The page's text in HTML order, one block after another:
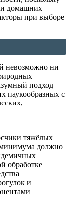
и домашних
при выборе
невозможно ни
подход —
паукообразных с
тяжёлых
должно
обработке
и